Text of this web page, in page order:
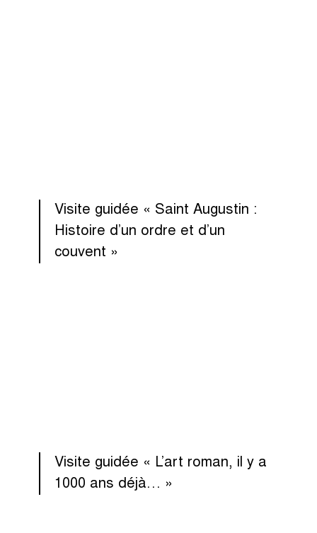
Visite guidée « Saint Augustin :
Histoire d’un ordre et d’un
couvent »
Visite guidée « L’art roman, il y a
1000 ans déjà… »